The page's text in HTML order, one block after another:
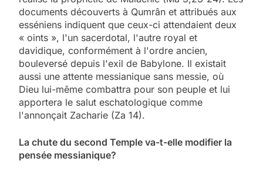
documents découverts à Qumrân et attribués aux
esséniens indiquent que ceux-ci attendaient deux
« oints », l'un sacerdotal, l'autre royal et
davidique, conformément à l'ordre ancien,
bouleversé depuis l'exil de Babylone. Il existait
aussi une attente messianique sans messie, où
Dieu lui-même combattra pour son peuple et lui
apportera le salut eschatologique comme
l'annonçait Zacharie (Za 14).
La chute du second Temple va-t-elle modifier la
pensée messianique?